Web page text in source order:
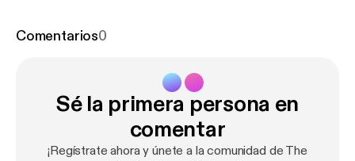
of being truly seen and known in your marriage or
afraid; do not be discouraged, for the Lord your
God will be with you wherever you go." Joshua 1:8
Comentarios0
Sé la primera persona en
comentar
¡Regístrate ahora y únete a la comunidad de The